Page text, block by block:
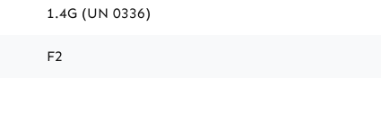
1.4G (UN 0336)
F2